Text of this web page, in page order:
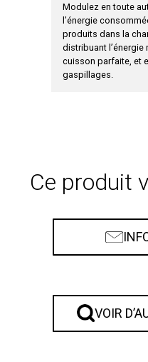
Modulez en toute
l’énergie
produits dans la
distribuant l’énergie
cuisson parfaite, et
gaspillages.
Ce produit
VOIR